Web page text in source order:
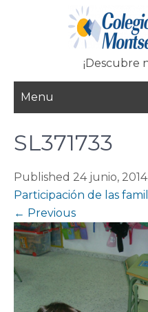
¡Descubre
Menu
SL371733
Published 24 junio,
Participación de las
← Previous